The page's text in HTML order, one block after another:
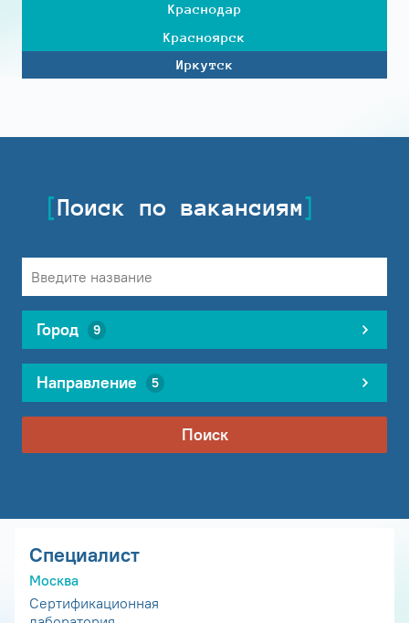
Краснодар
Красноярск
Иркутск
Поиск по вакансиям
Город 9
Направление 5
Поиск
Специалист
Москва
Сертификационная